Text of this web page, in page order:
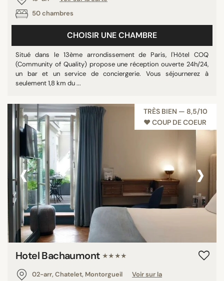
50 chambres
CHOISIR UNE CHAMBRE
Situé dans le 13ème arrondissement de Paris, l'Hôtel COQ
(Community of Quality) propose une réception ouverte 24h/24,
un bar et un service de conciergerie. Vous séjournerez à
seulement 1,8 km du ...
TRÈS BIEN — 8,5/10
♥︎ COUP DE COEUR
‹ ›
Hotel Bachaumont ★★★★
02-arr, Chatelet, Montorgueil
Voir sur la